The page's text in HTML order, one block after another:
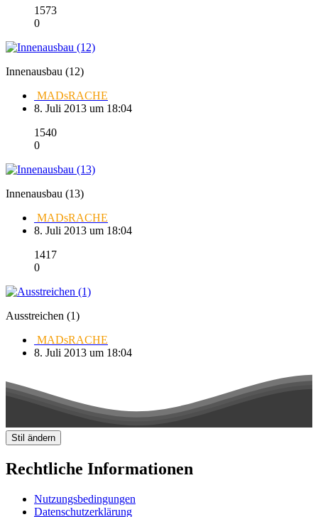
1573
0
Innenausbau (12)
MADsRACHE
8. Juli 2013 um 18:04
1540
0
Innenausbau (13)
MADsRACHE
8. Juli 2013 um 18:04
1417
0
Ausstreichen (1)
MADsRACHE
8. Juli 2013 um 18:04
Stil ändern
Rechtliche Informationen
Nutzungsbedingungen
Datenschutzerklärung